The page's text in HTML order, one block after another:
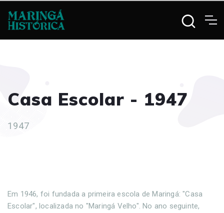
Casa Escolar - 1947
1947
Em 1946, foi fundada a primeira escola de Maringá: "Casa
Escolar", localizada no "Maringá Velho". No ano seguinte,